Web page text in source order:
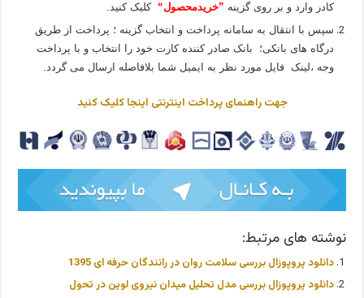
کادر وارد و بر روی گزینه ”خریدمحصول“
کلیک کنید.
سپس با انتقال به سامانه پرداخت و انتخاب گزینه ؛ پرداخت از طریق
درگاه های بانکی؛ بانک صادر کننده کارت خود را انتخاب و با پرداخت
وجه ،لینک فایل مورد نظر به ایمیل شما بلافاصله ارسال می گردد.
جهت راهنمای پرداخت اینترنتی اینجا کلیک کنید
نوشته های مرتبط:
دانلود پروپوزال بررسی سلامت روان در رانندگان حرفه ای 1395
دانلود پروپوزال بررسی مدل تحلیل میدان نیروی لوین در تحول